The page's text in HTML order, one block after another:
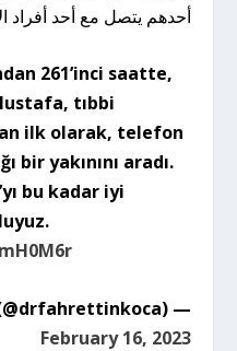
أحدهم يتصل مع أحد أفراد
261’inci saatte,
tıbbi
ilk olarak, telefon
bir yakınını aradı.
bu kadar iyi
— Dr. Fahrettin Koca (@drfahrettinkoca)
February 16, 2023